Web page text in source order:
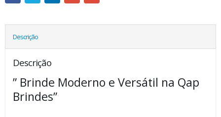
Descrição
Descrição
” Brinde Moderno e Versátil na Qap
Brindes”